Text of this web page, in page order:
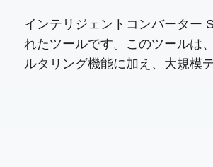
インテリジェントコンバーター
れたツールです。このツールは
ルタリング機能に加え、大規模